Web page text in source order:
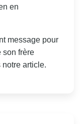
en
message pour
son frère
article.